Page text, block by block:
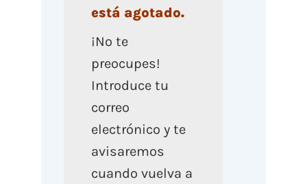
está agotado.
¡No te
preocupes!
Introduce tu
correo
electrónico y te
avisaremos
cuando vuelva a